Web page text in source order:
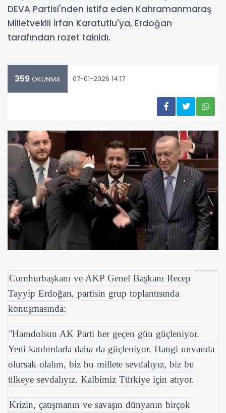
DEVA Partisi'nden istifa eden Kahramanmaraş
Milletvekili İrfan Karatutlu'ya, Erdoğan
tarafından rozet takıldı.
359 OKUNMA 07-01-2026 14:17
Cumhurbaşkanı ve AKP Genel Başkanı Recep
Tayyip Erdoğan, partisin grup toplantısında
konuşmasında:
''Hamdolsun AK Parti her geçen gün güçleniyor.
Yeni katılımlarla daha da güçleniyor. Hangi unvanda
olursak olalım, biz bu millete sevdalıyız, biz bu
ülkeye sevdalıyız. Kalbimiz Türkiye için atıyor.
Krizin, çatışmanın ve savaşın dünyanın birçok